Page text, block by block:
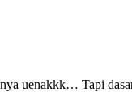
uenakkk… Tapi